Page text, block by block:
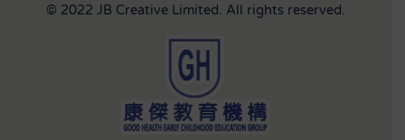
© 2022 JB Creative Limited. All rights reserved.